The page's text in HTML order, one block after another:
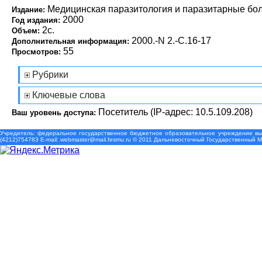
Издание: Медицинская паразитология и паразитарные
Год издания: 2000
Объем: 2с.
Дополнительная информация: 2000.-N 2.-С.16-17
Просмотров: 55
Рубрики
Ключевые слова
Ваш уровень доступа: Посетитель (IP-адрес: 10.5.109.208)
Учредитель: федеральное государственное бюджетное образовательное учреждение
(4212)754783 Е-mail: webmaster@mail.fesmu.ru © 2011 Дальневосточный Государственный